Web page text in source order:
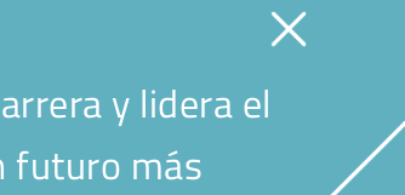
y lidera el
futuro más